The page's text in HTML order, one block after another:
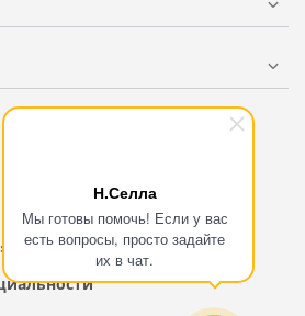
Н.Селла
Мы готовы помочь! Если у вас
есть вопросы, просто задайте
их в чат.